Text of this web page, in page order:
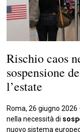
Rischio caos
sospensione
l’estate
Roma, 26 giugno 2026
nella necessità di
nuovo sistema